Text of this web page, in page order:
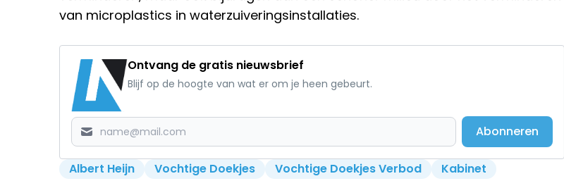
van microplastics in waterzuiveringsinstallaties.
Ontvang de gratis nieuwsbrief
Blijf op de hoogte van wat er om je heen gebeurt.
Abonneren
Albert Heijn Vochtige Doekjes Vochtige Doekjes Verbod Kabinet